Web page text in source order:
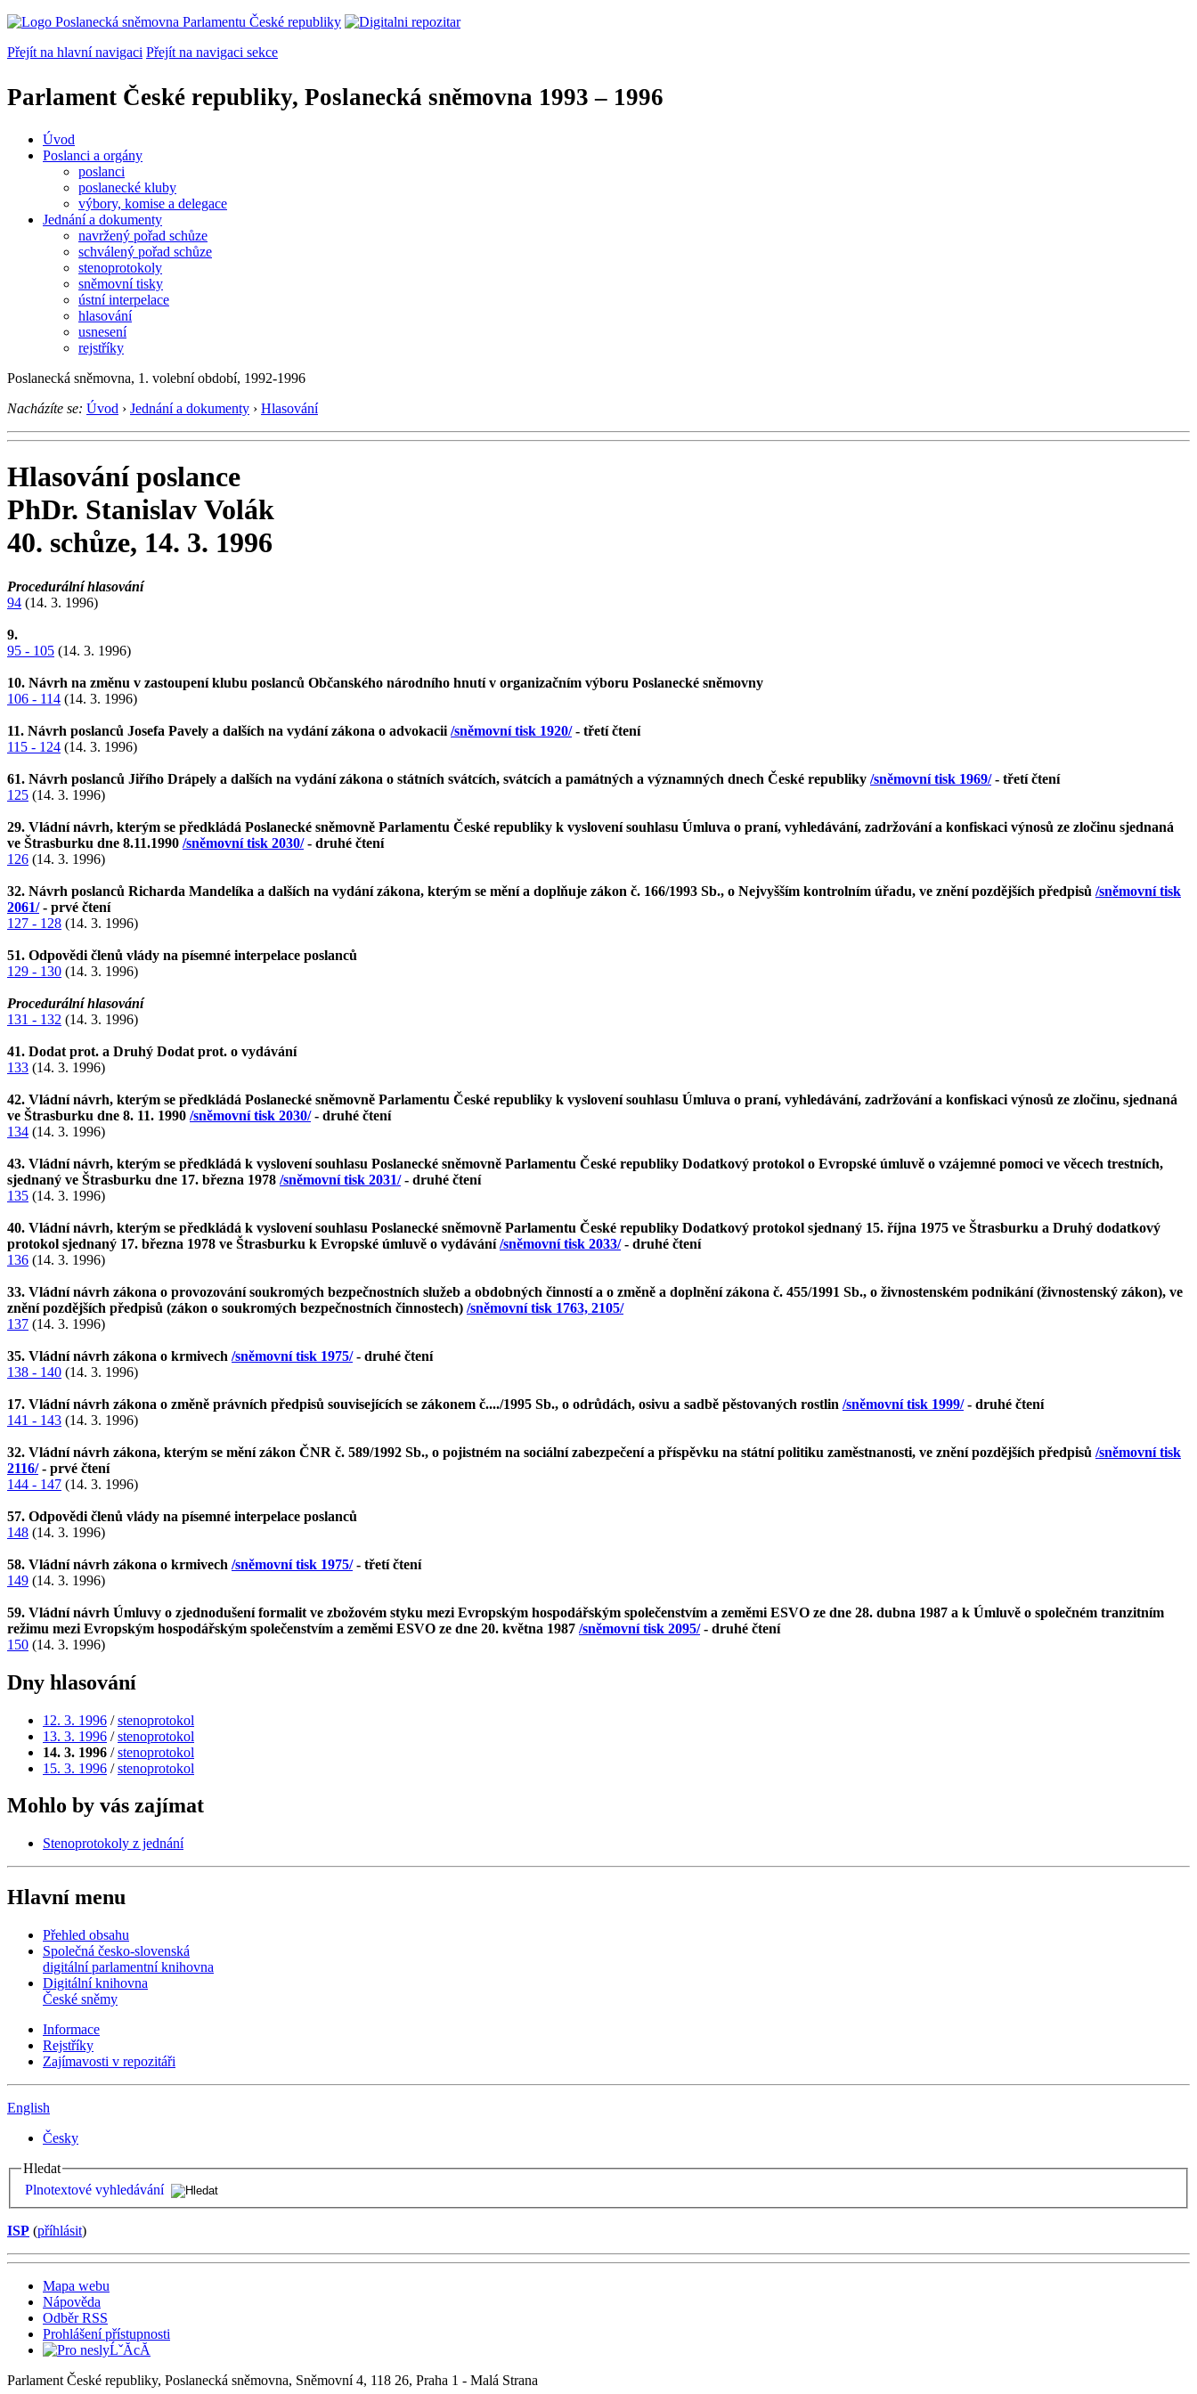
Přejít na hlavní navigaci Přejít na navigaci sekce
Parlament České republiky, Poslanecká sněmovna 1993 – 1996
Úvod
Poslanci a orgány
poslanci
poslanecké kluby
výbory, komise a delegace
Jednání a dokumenty
navržený pořad schůze
schválený pořad schůze
stenoprotokoly
sněmovní tisky
ústní interpelace
hlasování
usnesení
rejstříky
Poslanecká sněmovna, 1. volební období, 1992-1996
Nacházíte se: Úvod › Jednání a dokumenty › Hlasování
Hlasování poslance
PhDr. Stanislav Volák
40. schůze, 14. 3. 1996
Procedurální hlasování
94 (14. 3. 1996)
9.
95 - 105 (14. 3. 1996)
10. Návrh na změnu v zastoupení klubu poslanců Občanského národního hnutí v organizačním výboru Poslanecké sněmovny
106 - 114 (14. 3. 1996)
11. Návrh poslanců Josefa Pavely a dalších na vydání zákona o advokacii /sněmovní tisk 1920/- třetí čtení
115 - 124 (14. 3. 1996)
61. Návrh poslanců Jiřího Drápely a dalších na vydání zákona o státních svátcích, svátcích a památných a významných dnech České republiky /sněmovní tisk 1969/- třetí čtení
125 (14. 3. 1996)
29. Vládní návrh, kterým se předkládá Poslanecké sněmovně Parlamentu České republiky k vyslovení souhlasu Úmluva o praní, vyhledávání, zadržování a konfiskaci výnosů ze zločinu sjednaná
ve Štrasburku dne 8.11.1990 /sněmovní tisk 2030/- druhé čtení
126 (14. 3. 1996)
32. Návrh poslanců Richarda Mandelíka a dalších na vydání zákona, kterým se mění a doplňuje zákon č. 166/1993 Sb., o Nejvyšším kontrolním úřadu, ve znění pozdějších předpisů /sněmovní tisk
2061/- prvé čtení
127 - 128 (14. 3. 1996)
51. Odpovědi členů vlády na písemné interpelace poslanců
129 - 130 (14. 3. 1996)
Procedurální hlasování
131 - 132 (14. 3. 1996)
41. Dodat prot. a Druhý Dodat prot. o vydávání
133 (14. 3. 1996)
42. Vládní návrh, kterým se předkládá Poslanecké sněmovně Parlamentu České republiky k vyslovení souhlasu Úmluva o praní, vyhledávání, zadržování a konfiskaci výnosů ze zločinu, sjednaná
ve Štrasburku dne 8. 11. 1990 /sněmovní tisk 2030/- druhé čtení
134 (14. 3. 1996)
43. Vládní návrh, kterým se předkládá k vyslovení souhlasu Poslanecké sněmovně Parlamentu České republiky Dodatkový protokol o Evropské úmluvě o vzájemné pomoci ve věcech trestních,
sjednaný ve Štrasburku dne 17. března 1978 /sněmovní tisk 2031/- druhé čtení
135 (14. 3. 1996)
40. Vládní návrh, kterým se předkládá k vyslovení souhlasu Poslanecké sněmovně Parlamentu České republiky Dodatkový protokol sjednaný 15. října 1975 ve Štrasburku a Druhý dodatkový
protokol sjednaný 17. března 1978 ve Štrasburku k Evropské úmluvě o vydávání/sněmovní tisk 2033/- druhé čtení
136 (14. 3. 1996)
33. Vládní návrh zákona o provozování soukromých bezpečnostních služeb a obdobných činností a o změně a doplnění zákona č. 455/1991 Sb., o živnostenském podnikání (živnostenský zákon), ve
znění pozdějších předpisů (zákon o soukromých bezpečnostních činnostech) /sněmovní tisk 1763, 2105/
137 (14. 3. 1996)
35. Vládní návrh zákona o krmivech /sněmovní tisk 1975/- druhé čtení
138 - 140 (14. 3. 1996)
17. Vládní návrh zákona o změně právních předpisů souvisejících se zákonem č..../1995 Sb., o odrůdách, osivu a sadbě pěstovaných rostlin /sněmovní tisk 1999/- druhé čtení
141 - 143 (14. 3. 1996)
32. Vládní návrh zákona, kterým se mění zákon ČNR č. 589/1992 Sb., o pojistném na sociální zabezpečení a příspěvku na státní politiku zaměstnanosti, ve znění pozdějších předpisů /sněmovní tisk
2116/- prvé čtení
144 - 147 (14. 3. 1996)
57. Odpovědi členů vlády na písemné interpelace poslanců
148 (14. 3. 1996)
58. Vládní návrh zákona o krmivech /sněmovní tisk 1975/- třetí čtení
149 (14. 3. 1996)
59. Vládní návrh Úmluvy o zjednodušení formalit ve zbožovém styku mezi Evropským hospodářským společenstvím a zeměmi ESVO ze dne 28. dubna 1987 a k Úmluvě o společném tranzitním
režimu mezi Evropským hospodářským společenstvím a zeměmi ESVO ze dne 20. května 1987 /sněmovní tisk 2095/- druhé čtení
150 (14. 3. 1996)
Dny hlasování
12. 3. 1996 /stenoprotokol
13. 3. 1996 /stenoprotokol
14. 3. 1996 /stenoprotokol
15. 3. 1996 /stenoprotokol
Mohlo by vás zajímat
Stenoprotokoly z jednání
Hlavní menu
Přehled obsahu
Společná česko-slovenská
digitální parlamentní knihovna
Digitální knihovna
České sněmy
Informace
Rejstříky
Zajímavosti v repozitáři
English
Česky
Hledat
Plnotextové vyhledávání
ISP (příhlásit)
Mapa webu
Nápověda
Odběr RSS
Prohlášení přístupnosti
Parlament České republiky, Poslanecká sněmovna, Sněmovní 4, 118 26, Praha 1 - Malá Strana